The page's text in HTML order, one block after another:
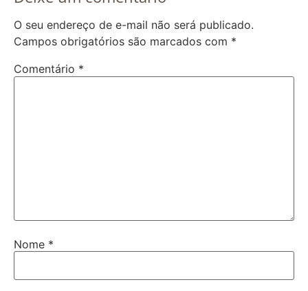
O seu endereço de e-mail não será publicado.
Campos obrigatórios são marcados com *
Comentário *
Nome *